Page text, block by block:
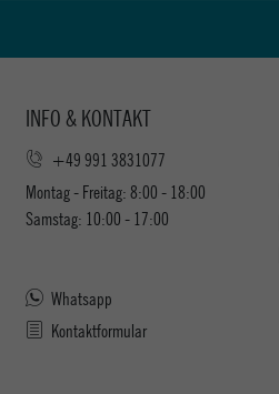
INFO & KONTAKT
+49 991 3831077
Montag - Freitag: 8:00 - 18:00
Samstag: 10:00 - 17:00
Whatsapp
Kontaktformular